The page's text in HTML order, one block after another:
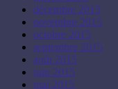
décembre 2015
novembre 2015
octobre 2015
septembre 2015
août 2015
juin 2015
mai 2015